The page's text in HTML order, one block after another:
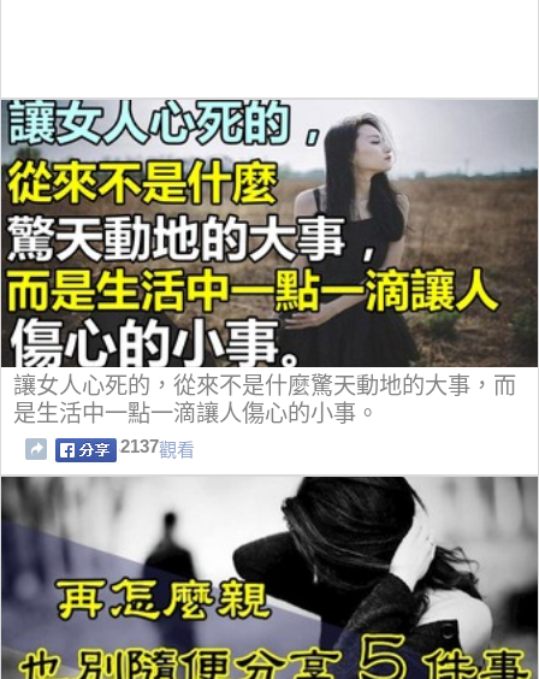
讓女人心死的，從來不是什麼驚天動地的大事，而
是生活中一點一滴讓人傷心的小事。
2137觀看